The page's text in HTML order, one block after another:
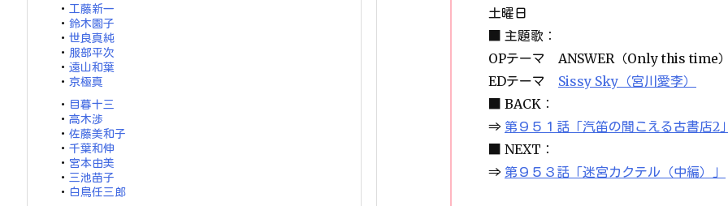
土曜日
■ 主題歌：
OPテーマ ANSWER（Only this time）
EDテーマ Sissy Sky（宮川愛李）
■ BACK：
⇒ 第９５１話「汽笛の聞こえる古書店2」
■ NEXT：
⇒ 第９５３話「迷宮カクテル（中編）」
・ 工藤新一
・ 鈴木園子
・ 世良真純
・ 服部平次
・ 遠山和葉
・ 京極真
・ 目暮十三
・ 高木渉
・ 佐藤美和子
・ 千葉和伸
・ 宮本由美
・ 三池苗子
・ 白鳥任三郎